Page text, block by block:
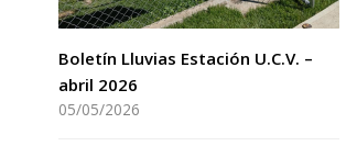
Boletín Lluvias Estación U.C.V. –
abril 2026
05/05/2026